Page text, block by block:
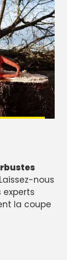
nous
experts
la coupe